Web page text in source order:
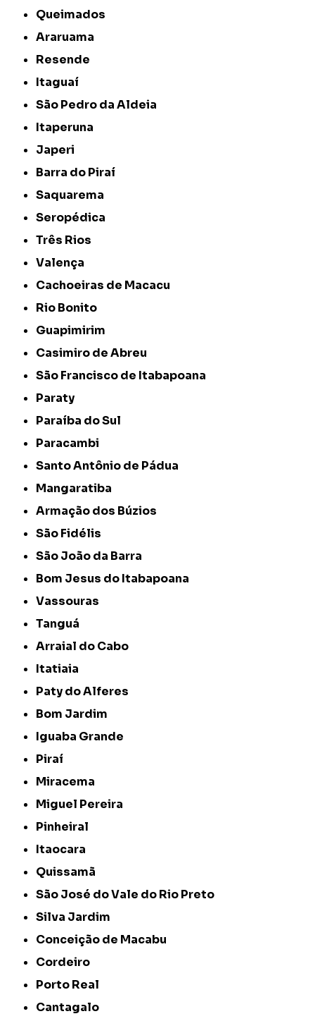
Queimados
Araruama
Resende
Itaguaí
São Pedro da Aldeia
Itaperuna
Japeri
Barra do Piraí
Saquarema
Seropédica
Três Rios
Valença
Cachoeiras de Macacu
Rio Bonito
Guapimirim
Casimiro de Abreu
São Francisco de Itabapoana
Paraty
Paraíba do Sul
Paracambi
Santo Antônio de Pádua
Mangaratiba
Armação dos Búzios
São Fidélis
São João da Barra
Bom Jesus do Itabapoana
Vassouras
Tanguá
Arraial do Cabo
Itatiaia
Paty do Alferes
Bom Jardim
Iguaba Grande
Piraí
Miracema
Miguel Pereira
Pinheiral
Itaocara
Quissamã
São José do Vale do Rio Preto
Silva Jardim
Conceição de Macabu
Cordeiro
Porto Real
Cantagalo